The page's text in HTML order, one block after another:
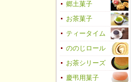
郷土菓子
お茶菓子
ティータイム
ののじロール
お茶シリーズ
慶弔用菓子